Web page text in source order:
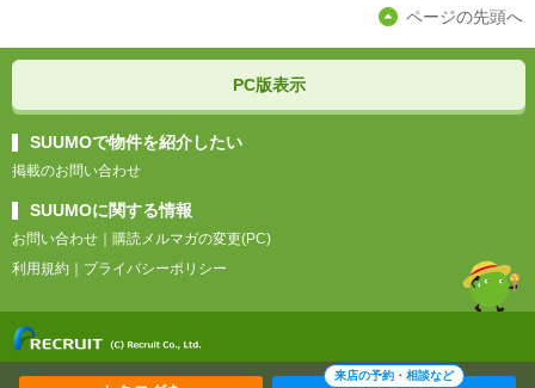
来店の予約・相談など
ページの先頭へ
PC版表示
SUUMOで物件を紹介したい
掲載のお問い合わせ
SUUMOに関する情報
お問い合わせ
購読メルマガの変更(PC)
利用規約
プライバシーポリシー